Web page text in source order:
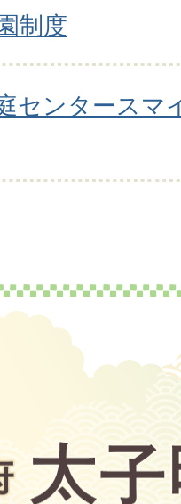
制度
センタースマ